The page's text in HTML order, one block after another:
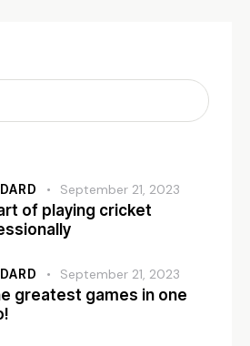
September 21, 2023
of playing cricket
September 21, 2023
greatest games in one